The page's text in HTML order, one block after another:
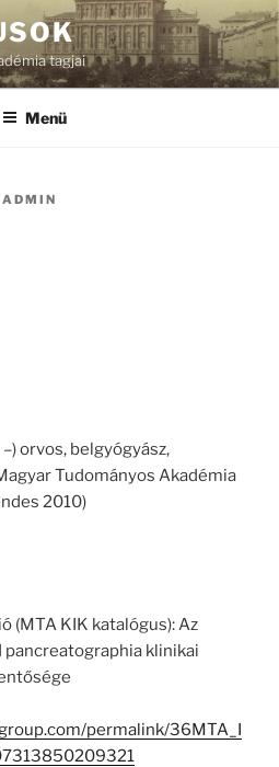
tagjai
Menü
ADMIN
orvos, belgyógyász,
Tudományos Akadémia
2010)
(MTA KIK katalógus): Az
klinikai
permalink/36MTA_I